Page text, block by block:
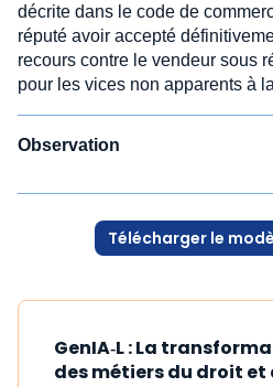
décrite dans le code de
réputé avoir accepté
recours contre le vendeur sous
pour les vices non apparents à
Observation
Télécharger le
GenIA‑L : La
des métiers du droit et